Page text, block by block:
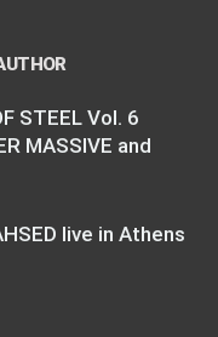
STEEL Vol. 6
MASSIVE and
live in Athens